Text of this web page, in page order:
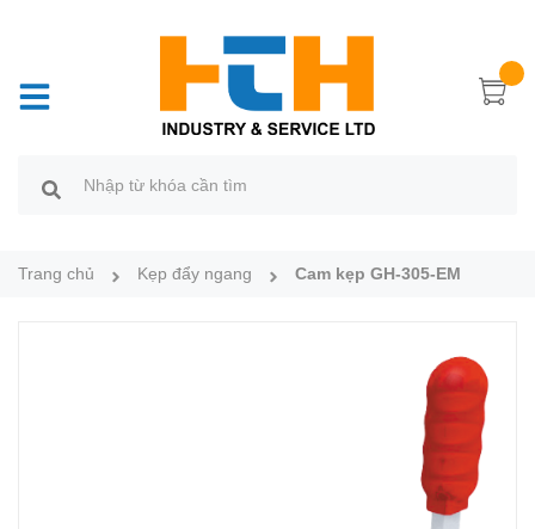
Trang chủ Kẹp đẩy ngang Cam kẹp GH-305-EM